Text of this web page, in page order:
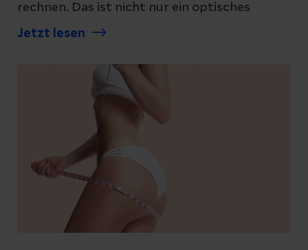
rechnen. Das ist nicht nur ein optisches
Problem. Erfahren Sie hier, welche
Jetzt lesen